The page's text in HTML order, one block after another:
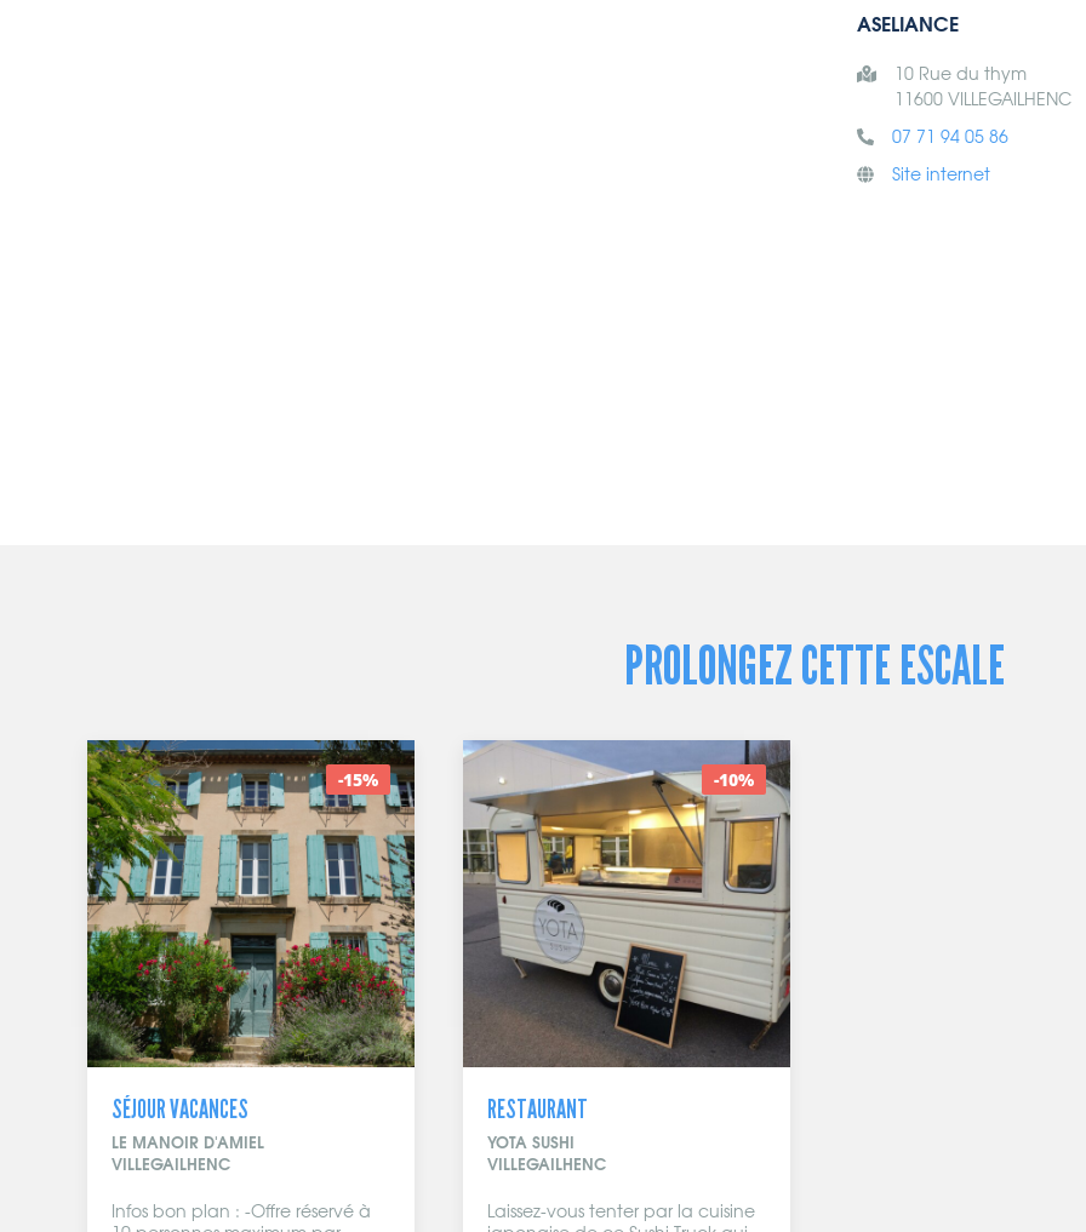
ASELIANCE
10 Rue du thym
11600 VILLEGAILHENC
07 71 94 05 86
Site internet
PROLONGEZ CETTE ESCALE
-15%
SÉJOUR VACANCES
LE MANOIR D'AMIEL
VILLEGAILHENC
Infos bon plan : -Offre réservé à
-10%
RESTAURANT
YOTA SUSHI
VILLEGAILHENC
Laissez-vous tenter par la cuisine